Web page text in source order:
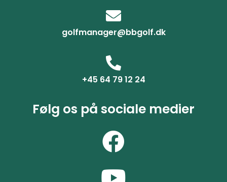
golfmanager@bbgolf.dk
+45 64 79 12 24
Følg os på sociale medier